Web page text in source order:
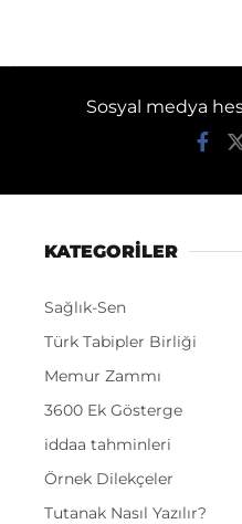
Sosyal medya
KATEGORİLER
Sağlık-Sen
Türk Tabipler Birliği
Memur Zammı
3600 Ek Gösterge
iddaa tahminleri
Örnek Dilekçeler
Tutanak Nasıl Yazılır?